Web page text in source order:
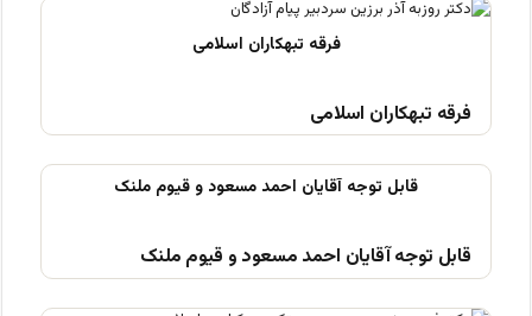
فرقه تبهکاران اسلامی
قابل توجه آقایان احمد مسعود و قیوم ملنک